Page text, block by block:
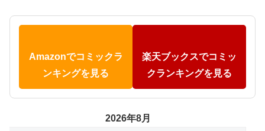
Amazonでコミックラ
ンキングを見る
楽天ブックスでコミッ
クランキングを見る
2026年8月